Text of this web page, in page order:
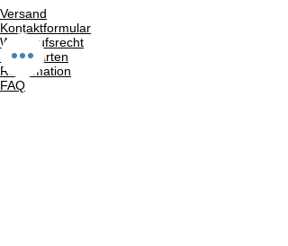
Versand
Kontaktformular
Widerrufsrecht
Bezahlarten
Reklamation
FAQ